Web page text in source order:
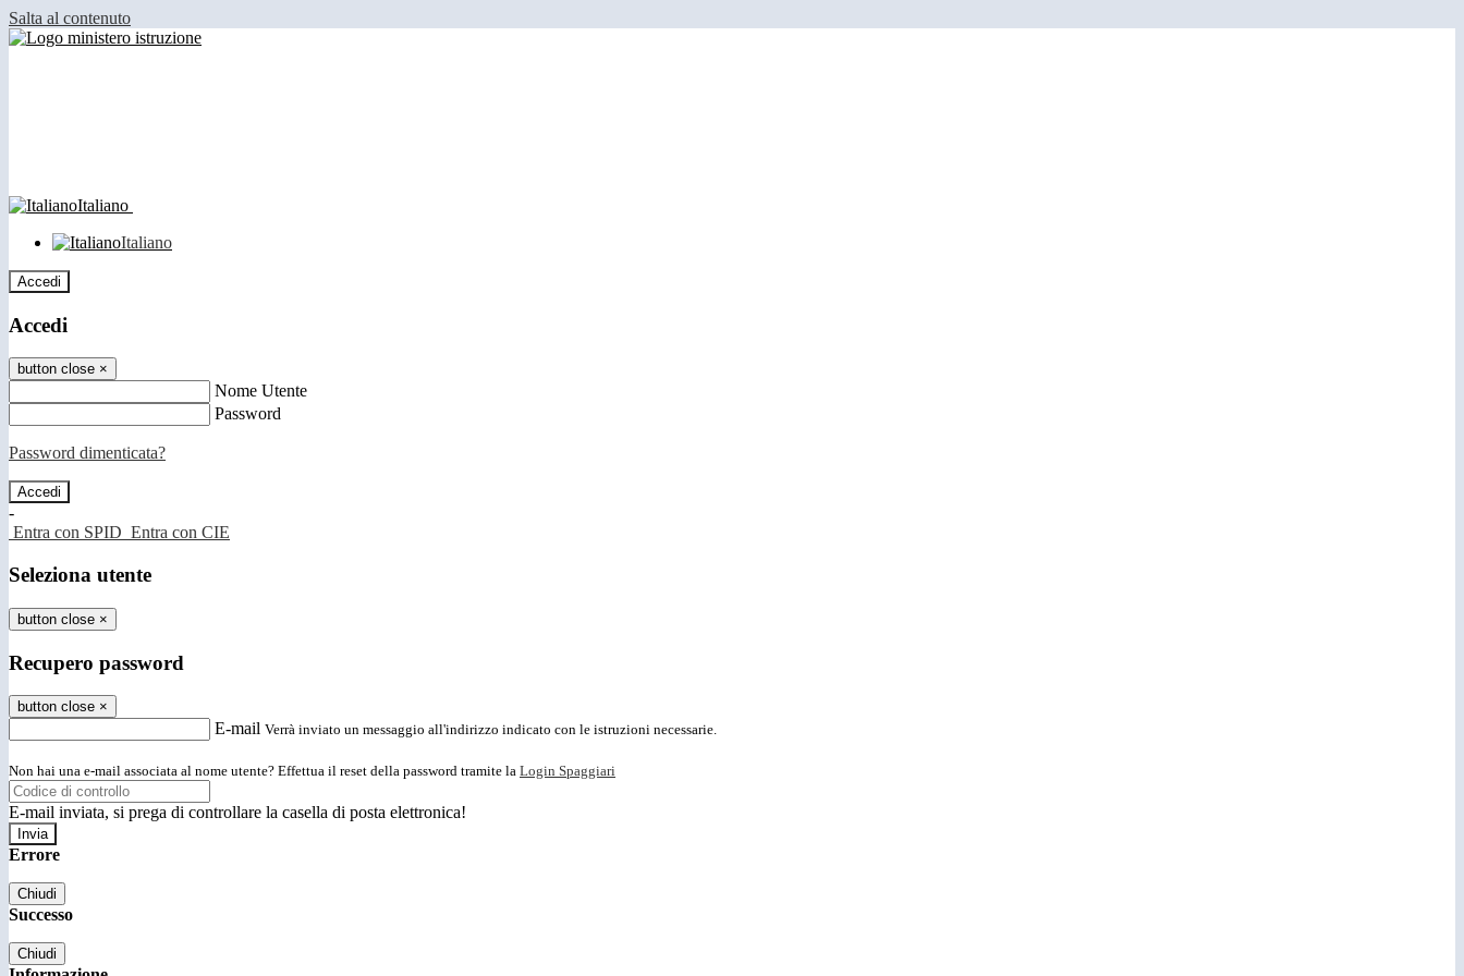
Salta al contenuto
Italiano
Italiano
Accedi
Accedi
button close ×
Nome Utente
Password
Password dimenticata?
-
Entra con SPID Entra con CIE
Seleziona utente
button close ×
Recupero password
button close ×
E-mail Verrà inviato un messaggio all'indirizzo indicato con le istruzioni necessarie.
Non hai una e-mail associata al nome utente? Effettua il reset della password tramite la Login Spaggiari
E-mail inviata, si prega di controllare la casella di posta elettronica!
Errore
Chiudi
Successo
Chiudi